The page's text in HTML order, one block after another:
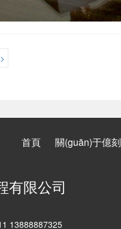
首頁 關(guān)于億刻
有限公司
13888887325